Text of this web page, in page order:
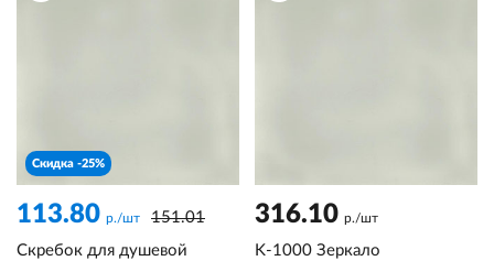
Скидка -25%
113.80 р./шт
151.01
Скребок для душевой
316.10 р./шт
K-1000 Зеркало